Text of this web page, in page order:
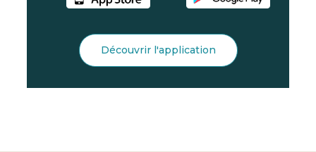
Découvrir l'application